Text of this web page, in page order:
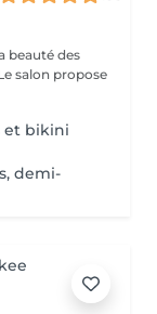
beauté des
salon propose
et bikini
demi-